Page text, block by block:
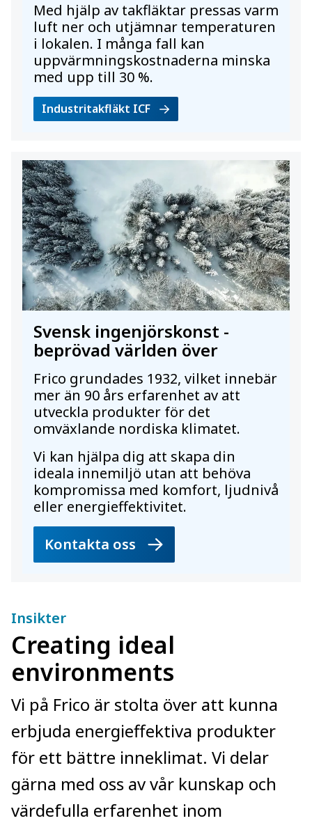
Med hjälp av takfläktar pressas varm
luft ner och utjämnar temperaturen
i lokalen. I många fall kan
uppvärmningskostnaderna minska
med upp till 30 %.
Industritakfläkt ICF
Svensk ingenjörskonst -
beprövad världen över
Frico grundades 1932, vilket innebär
mer än 90 års erfarenhet av att
utveckla produkter för det
omväxlande nordiska klimatet.
Vi kan hjälpa dig att skapa din
ideala innemiljö utan att behöva
kompromissa med komfort, ljudnivå
eller energieffektivitet.
Kontakta oss
Creating ideal
environments
Insikter
Vi på Frico är stolta över att kunna
erbjuda energieffektiva produkter
för ett bättre inneklimat. Vi delar
gärna med oss av vår kunskap och
värdefulla erfarenhet inom